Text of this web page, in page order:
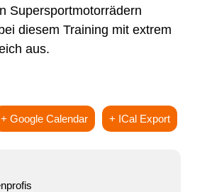
Supersportmotorrädern
diesem Training mit extrem
aus.
+ Google Calendar + ICal Export